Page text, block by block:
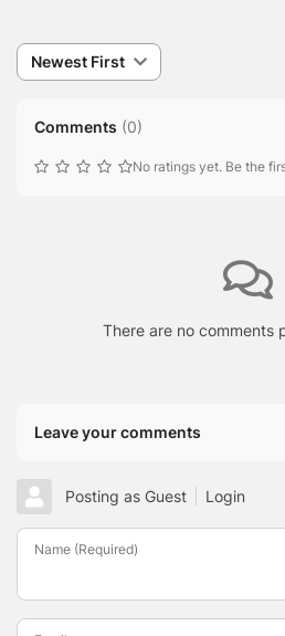
Newest First
Comments (0)
No ratings yet. Be the
There are no comments
Leave your comments
Posting as Guest Login
Name (Required)